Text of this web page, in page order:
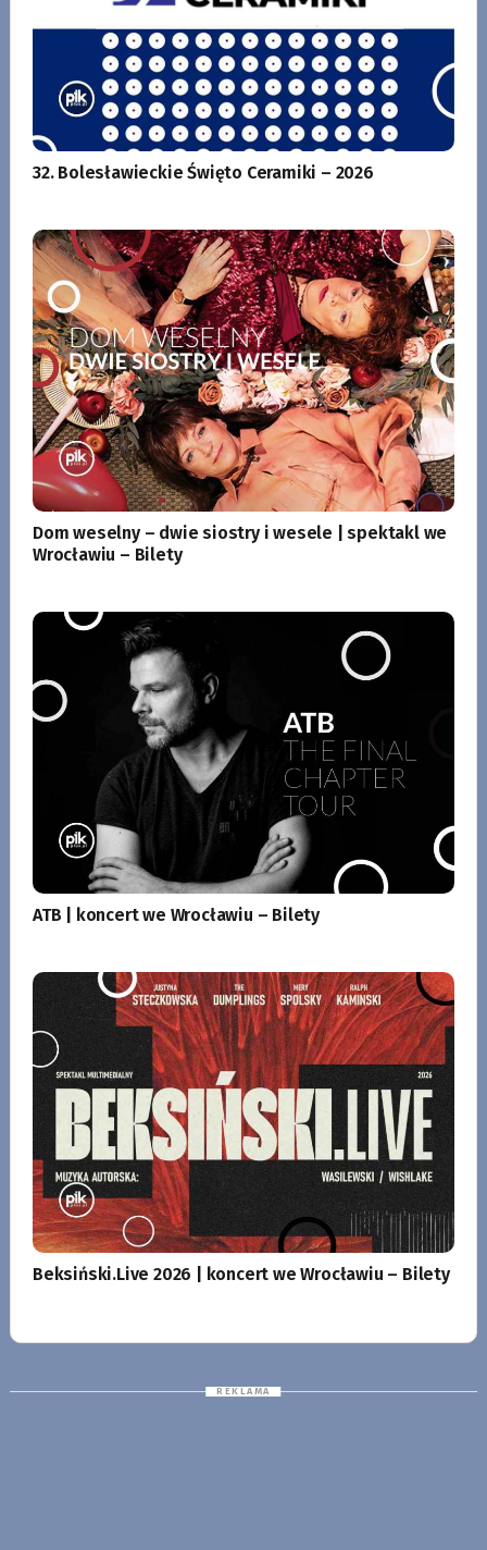
32. Bolesławieckie Święto Ceramiki – 2026
Dom weselny – dwie siostry i wesele | spektakl we
Wrocławiu – Bilety
ATB | koncert we Wrocławiu – Bilety
Beksiński.Live 2026 | koncert we Wrocławiu – Bilety